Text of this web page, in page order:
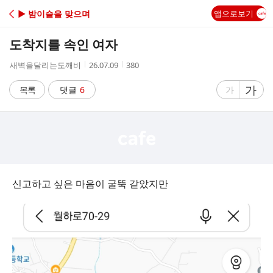
C
▶ 밤이슬을 맞으며 앱으로보기
도착지를 속인 여자
작
자
새벽을달리는도깨비
작
시
간
26.07.09
조
380
목록 댓글 6
글
가
글
자
가
신고하고 싶은 마음이 굴뚝 같았지만